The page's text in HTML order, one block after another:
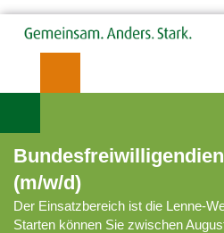
(m/w/d)
Der Einsatzbereich ist die Lenne-
Starten können Sie zwischen